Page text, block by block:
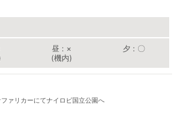
昼
×
(機内)
夕 〇
ァリカーにてナイロビ国立公園へ